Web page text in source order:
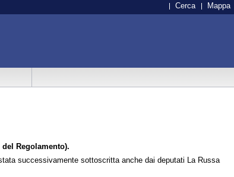
Cerca Mappa
Regolamento).
successivamente sottoscritta anche dai deputati La Russa